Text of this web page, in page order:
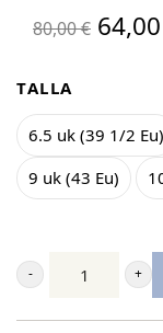
80,00€ El
era:
64,00
TALLA
6.5 uk (39 1/2 Eu)
9 uk (43 Eu)
Teva
Men's